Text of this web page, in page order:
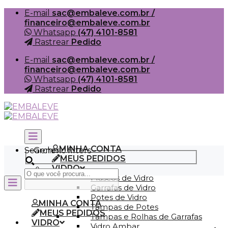
Skip
content
E-mail sac@embaleve.com.br /
financeiro@embaleve.com.br
Whatsapp (47) 4101-8581
Rastrear Pedido
E-mail sac@embaleve.com.br /
financeiro@embaleve.com.br
Whatsapp (47) 4101-8581
Rastrear Pedido
MINHA CONTA
MEUS PEDIDOS
VIDRO
Frascos de Vidro
Garrafas de Vidro
Potes de Vidro
Tampas de Potes
Tampas e Rolhas de Garrafas
Search
Generic filters
MINHA CONTA
MEUS PEDIDOS
VIDRO